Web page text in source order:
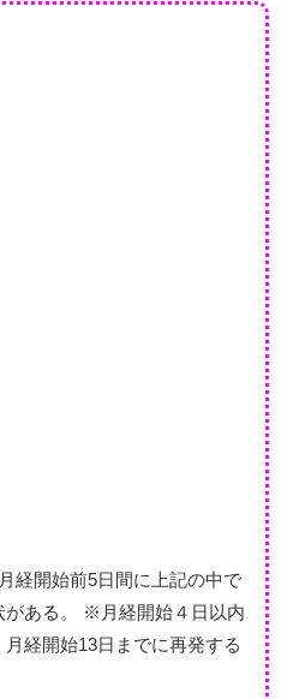
経開始前5日間に上記の中で
がある。 ※月経開始４日以内
経開始13日までに再発する